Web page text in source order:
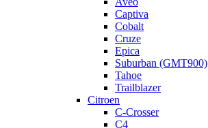
Captiva
Cobalt
Cruze
Epica
Suburban (GMT900)
Tahoe
Trailblazer
Citroen
C-Crosser
C4